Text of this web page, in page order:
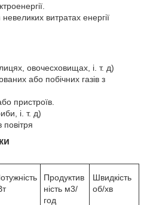
витратах енергії
овочесховищах, і. т. д)
або побічних газів з
пристроїв.
і. т. д)
Продуктив
ність м3/
год
Швидкість
об/хв